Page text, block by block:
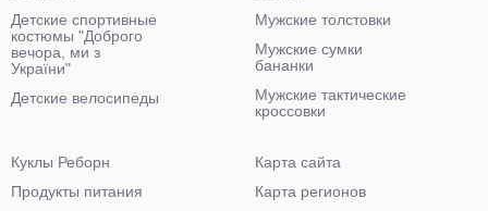
Детские спортивные
костюмы "Доброго
вечора, ми з
України"
Детские велосипеды
Мужские толстовки
Мужские сумки
бананки
Мужские тактические
кроссовки
Куклы Реборн
Продукты питания
Карта сайта
Карта регионов